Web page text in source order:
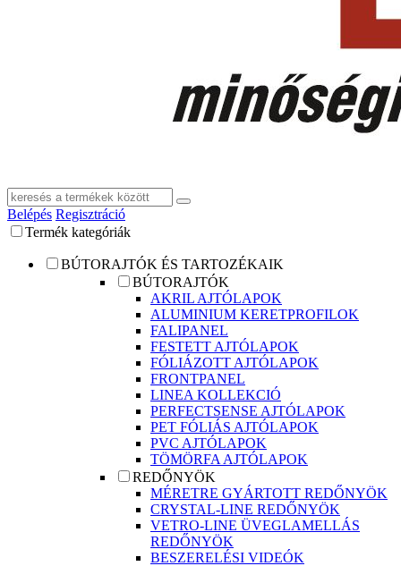
Belépés Regisztráció
Termék kategóriák
BÚTORAJTÓK ÉS TARTOZÉKAIK
BÚTORAJTÓK
AKRIL AJTÓLAPOK
ALUMINIUM KERETPROFILOK
FALIPANEL
FESTETT AJTÓLAPOK
FÓLIÁZOTT AJTÓLAPOK
FRONTPANEL
LINEA KOLLEKCIÓ
PERFECTSENSE AJTÓLAPOK
PET FÓLIÁS AJTÓLAPOK
PVC AJTÓLAPOK
TÖMÖRFA AJTÓLAPOK
REDŐNYÖK
MÉRETRE GYÁRTOTT REDŐNYÖK
CRYSTAL-LINE REDŐNYÖK
VETRO-LINE ÜVEGLAMELLÁS
REDŐNYÖK
BESZERELÉSI VIDEÓK